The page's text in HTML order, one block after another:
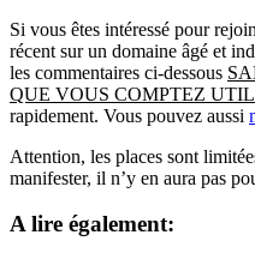
Si vous êtes intéressé pour
récent sur un domaine âgé et
les commentaires ci-dessous
QUE VOUS COMPTEZ
rapidement. Vous pouvez aussi
Attention, les places sont
manifester, il n’y en aura pas
A lire également: